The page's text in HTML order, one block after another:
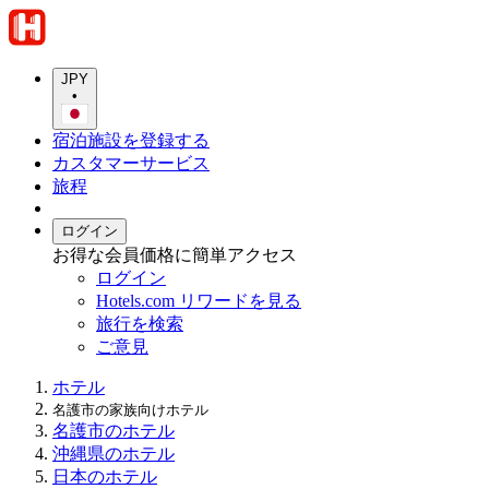
JPY
•
宿泊施設を登録する
カスタマーサービス
旅程
ログイン
お得な会員価格に簡単アクセス
ログイン
Hotels.com リワードを見る
旅行を検索
ご意見
ホテル
名護市の家族向けホテル
名護市のホテル
沖縄県のホテル
日本のホテル